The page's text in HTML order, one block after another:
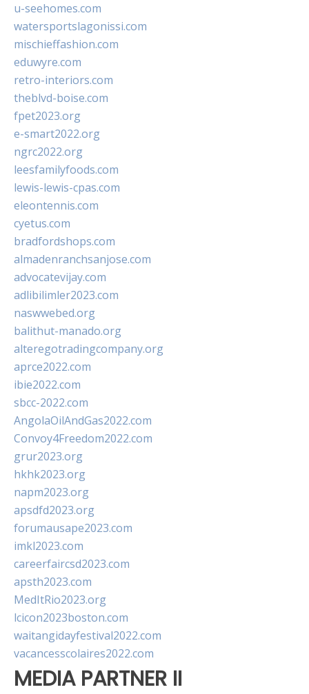
u-seehomes.com
watersportslagonissi.com
mischieffashion.com
eduwyre.com
retro-interiors.com
theblvd-boise.com
fpet2023.org
e-smart2022.org
ngrc2022.org
leesfamilyfoods.com
lewis-lewis-cpas.com
eleontennis.com
cyetus.com
bradfordshops.com
almadenranchsanjose.com
advocatevijay.com
adlibilimler2023.com
naswwebed.org
balithut-manado.org
alteregotradingcompany.org
aprce2022.com
ibie2022.com
sbcc-2022.com
AngolaOilAndGas2022.com
Convoy4Freedom2022.com
grur2023.org
hkhk2023.org
napm2023.org
apsdfd2023.org
forumausape2023.com
imkl2023.com
careerfaircsd2023.com
apsth2023.com
MedItRio2023.org
lcicon2023boston.com
waitangidayfestival2022.com
vacancesscolaires2022.com
MEDIA PARTNER II